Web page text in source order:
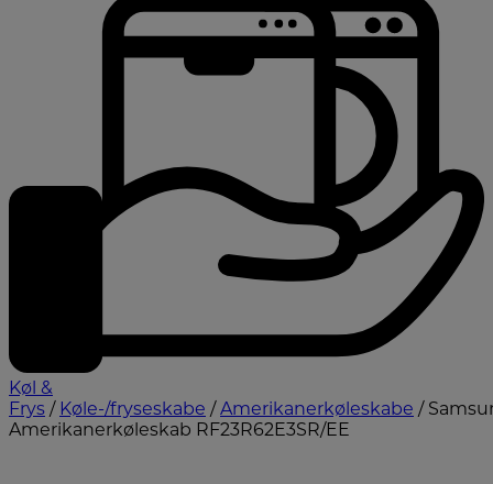
Køl &
Frys / Køle-/fryseskabe /Amerikanerkøleskabe /
Amerikanerkøleskab RF23R62E3SR/EE